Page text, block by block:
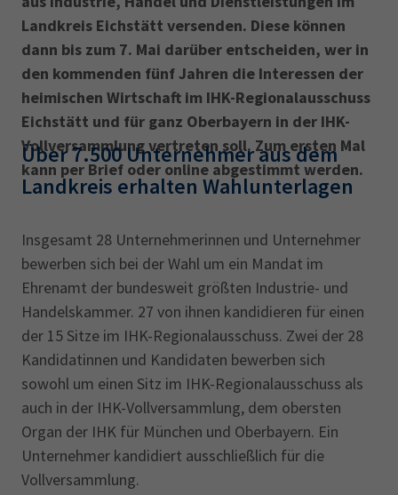
Magazin Log-in
Landkreis Eichstätt versenden. Diese können
dann bis zum 7. Mai darüber entscheiden, wer in
den kommenden fünf Jahren die Interessen der
heimischen Wirtschaft im IHK-Regional­ausschuss
Eichstätt und für ganz Oberbayern in der IHK-
Vollversammlung vertreten soll. Zum ersten Mal
kann per Brief oder online abgestimmt werden.
Über 7.500 Unternehmer aus dem
Landkreis erhalten Wahlunterlagen ‎
Insgesamt 28 Unternehmerinnen und Unternehmer
bewerben sich bei der Wahl um ein Mandat im
Ehrenamt der bundesweit größten Industrie- und
Handelskammer. 27 von ihnen kandidieren für einen
der 15 Sitze im IHK-Regionalausschuss. Zwei der 28
Kandidatinnen und Kandidaten bewerben sich
sowohl um einen Sitz im IHK-Regionalausschuss als
auch in der IHK-Vollversammlung, dem obersten
Organ der IHK für München und Oberbayern. Ein
Unternehmer kandidiert ausschließlich für die
Vollversammlung.